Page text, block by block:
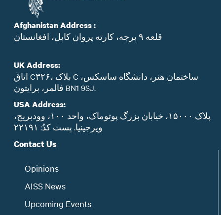
Afghanistan Address :
قلعه ۹ برجه، کارته پروان کابل، افغانستان
UK Address:
اتاق C۳۲۶، بلاک C ساختمان هنر، دانشگاه ساسکس،
فالمر، برایتون BN1 9SJ.
USA Address:
پلاک ۱۵۰۰۰، خیابان بزرگ پوتوماک، واحد ۱۰۰، وودبریج،
ویرجینیا. پست‌ کدُ: ۲۲۱۹۱
Contact Us
Opinions
AISS News
Upcoming Events